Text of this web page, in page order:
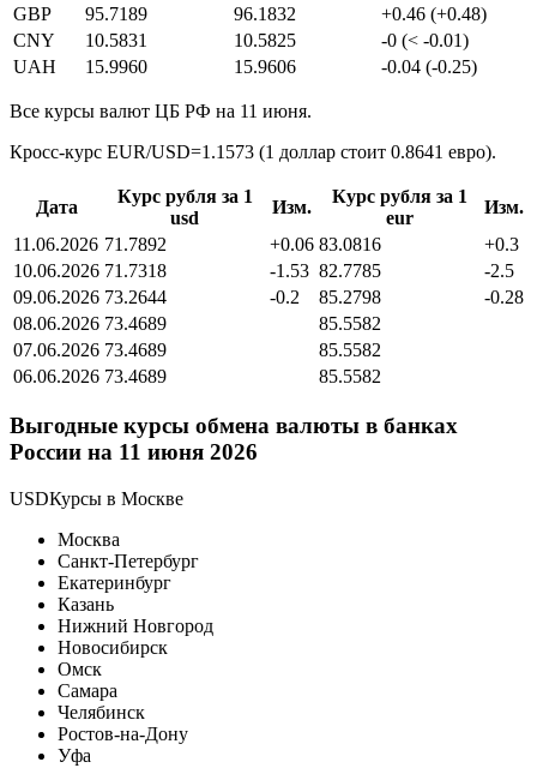
GBP
95.7189 96.1832
+0.46 (+0.48)
CNY
10.5831 10.5825
-0 (< -0.01)
UAH
15.9960 15.9606 -0.04 (-0.25)
Все курсы валют ЦБ РФ на 11 июня.
Кросс-курс EUR/USD=1.1573 (1 доллар стоит 0.8641 евро).
Дата
Курс рубля за 1
usd
Изм.
Курс рубля за 1
eur
Изм.
11.06.2026 71.7892 +0.06 83.0816
+0.3
10.06.2026 71.7318 -1.53 82.7785
-2.5
09.06.2026 73.2644 -0.2 85.2798
-0.28
08.06.2026 73.4689
85.5582
07.06.2026 73.4689
85.5582
06.06.2026 73.4689 85.5582
Выгодные курсы обмена валюты в банках
России на 11 июня 2026
USDКурсы в Москве
Москва
Санкт-Петербург
Екатеринбург
Казань
Нижний Новгород
Новосибирск
Омск
Самара
Челябинск
Ростов-на-Дону
Уфа